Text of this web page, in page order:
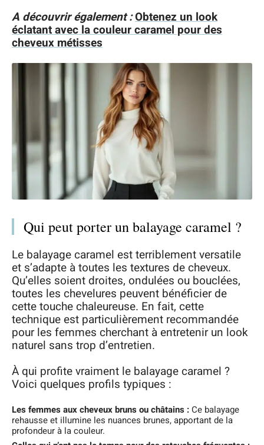
A découvrir également :Obtenez un look
éclatant avec la couleur caramel pour des
cheveux métisses
Qui peut porter un balayage caramel ?
Le balayage caramel est terriblement versatile
et s’adapte à toutes les textures de cheveux.
Qu’elles soient droites, ondulées ou bouclées,
toutes les chevelures peuvent bénéficier de
cette touche chaleureuse. En fait, cette
technique est particulièrement recommandée
pour les femmes cherchant à entretenir un look
naturel sans trop d’entretien.
À qui profite vraiment le balayage caramel ?
Voici quelques profils typiques :
Les femmes aux cheveux bruns ou châtains :Ce balayage
rehausse et illumine les nuances brunes, apportant de la
profondeur à la couleur.